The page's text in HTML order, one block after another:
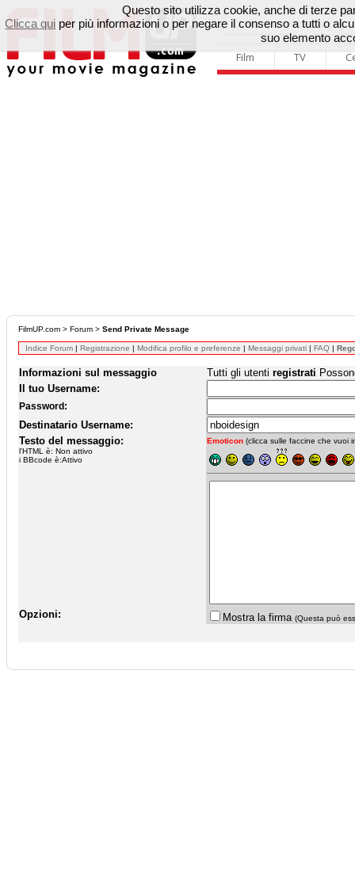
Film TV
FilmUP.com > Forum > Send Private Message
Indice Forum | Registrazione | Modifica profilo e preferenze | Messaggi privati | FAQ |
Informazioni sul messaggio Tutti gli utenti registrati
Il tuo Username:
Password:
Destinatario Username:
Testo del messaggio:
l'HTML è: Non attivo
i BBcode è:Attivo
Emoticon (clicca sulle faccine che vuoi
Opzioni: Mostra la firma (Questa può
Questo sito utilizza cookie, anche di terze
Clicca qui per più informazioni o per negare il consenso a tutti o
suo elemento